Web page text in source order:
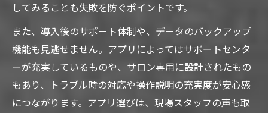
してみることも失敗を防ぐポイントです。
また、導入後のサポート体制や、データのバックアップ
機能も見逃せません。アプリによってはサポートセンタ
ーが充実しているものや、サロン専用に設計されたもの
もあり、トラブル時の対応や操作説明の充実度が安心感
につながります。アプリ選びは、現場スタッフの声も取